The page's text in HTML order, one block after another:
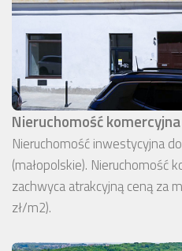
Nieruchomość
Nieruchomość inwestycyjna
(małopolskie). Nieruchomość
zachwyca atrakcyjną ceną za
zł/m2).